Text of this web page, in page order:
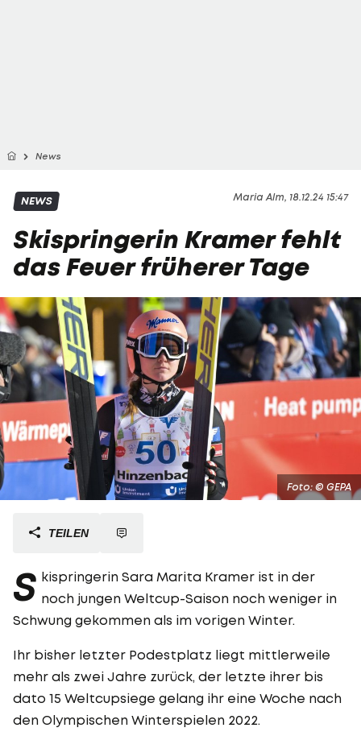
News
Maria Alm, 18.12.24 15:47
NEWS
Skispringerin Kramer fehlt
das Feuer früherer Tage
Foto: © GEPA
TEILEN
S kispringerin Sara Marita Kramer ist in der
noch jungen Weltcup-Saison noch weniger in
Schwung gekommen als im vorigen Winter.
Ihr bisher letzter Podestplatz liegt mittlerweile
mehr als zwei Jahre zurück, der letzte ihrer bis
dato 15 Weltcupsiege gelang ihr eine Woche nach
den Olympischen Winterspielen 2022.